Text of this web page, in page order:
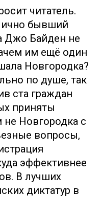
читатель.
бывший
Джо Байден не
им ещё один
Новгородка?
по душе, так
ста граждан
приняты
Новгородка с
вопросы,
эффективнее
В лучших
диктатур в